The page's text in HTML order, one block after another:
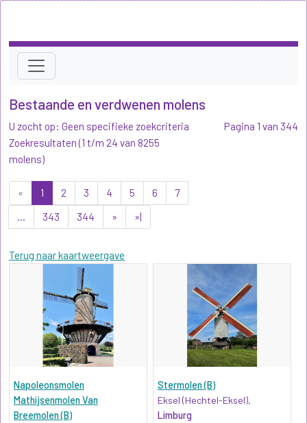
Bestaande en verdwenen molens
U zocht op: Geen specifieke zoekcriteria
Zoekresultaten (1 t/m 24 van 8255
molens)
« 1 2 3 4 5 6
7
...
343 344 » »|
Terug naar kaartweergave
Pagina 1 van 344
Napoleonsmolen
Mathijsenmolen Van
Breemolen (B)
Stermolen (B)
Eksel (Hechtel-Eksel),
Limburg